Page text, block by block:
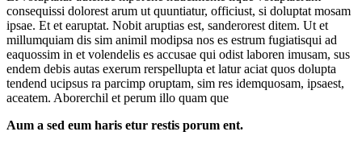
consequissi dolorest arum ut quuntiatur, officiust, si doluptat mosam
ipsae. Et et earuptat. Nobit aruptias est, sanderorest ditem. Ut et
millumquiam dis sim animil modipsa nos es estrum fugiatisqui ad
eaquossim in et volendelis es accusae qui odist laboren imusam, sus
endem debis autas exerum rerspellupta et latur aciat quos dolupta
tendend ucipsus ra parcimp oruptam, sim res idemquosam, ipsaest,
aceatem. Aborerchil et perum illo quam que
Aum a sed eum haris etur restis porum ent.